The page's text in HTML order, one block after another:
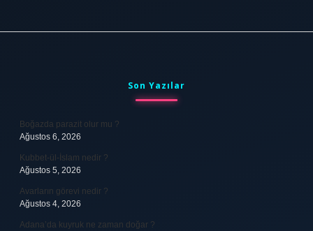
Son Yazılar
Boğazda parazit olur mu ?
Ağustos 6, 2026
Kubbet-ül-İslam nedir ?
Ağustos 5, 2026
Avarların görevi nedir ?
Ağustos 4, 2026
Adana’da kuyruk ne zaman doğar ?